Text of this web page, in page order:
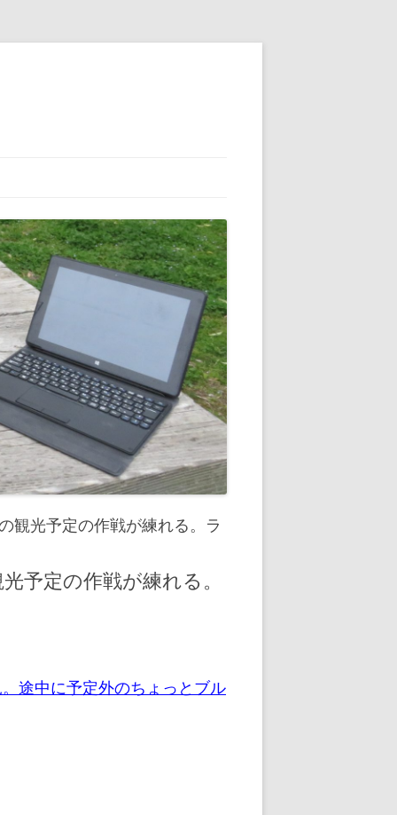
観光予定の作戦が練れる。ラ
予定の作戦が練れる。
途中に予定外のちょっとブル